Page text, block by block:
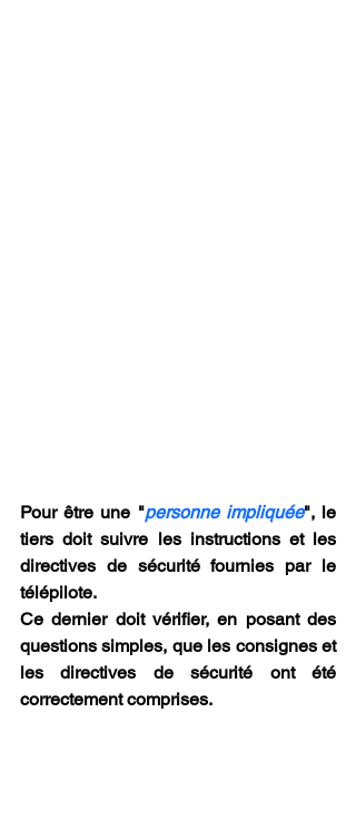
Pour être une "personne impliquée", le
tiers doit suivre les instructions et les
directives de sécurité fournies par le
télépilote.
Ce dernier doit vérifier, en posant des
questions simples, que les consignes et
les directives de sécurité ont été
correctement comprises.